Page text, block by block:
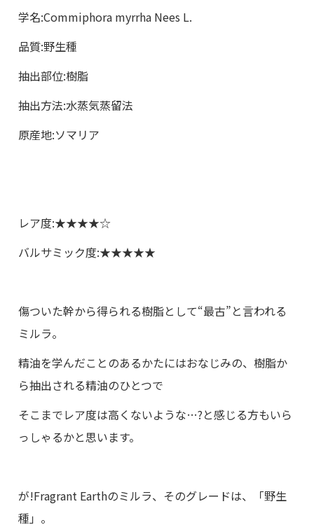
学名:Commiphora myrrha Nees L.
品質:野生種
抽出部位:樹脂
抽出方法:水蒸気蒸留法
原産地:ソマリア
レア度:★★★★☆
バルサミック度:★★★★★
傷ついた幹から得られる樹脂として“最古”と言われる
ミルラ。
精油を学んだことのあるかたにはおなじみの、樹脂か
ら抽出される精油のひとつで
そこまでレア度は高くないような…?と感じる方もいら
っしゃるかと思います。
が!Fragrant Earthのミルラ、そのグレードは、「野生
種」。